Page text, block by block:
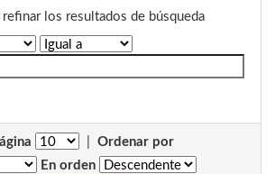
los resultados de búsqueda
Ordenar por
En orden